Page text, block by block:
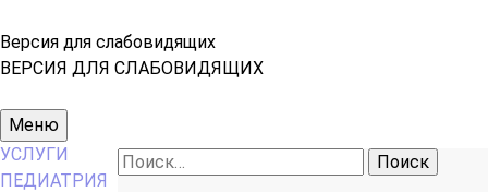
Версия для слабовидящих
ВЕРСИЯ ДЛЯ СЛАБОВИДЯЩИХ
Основное
меню
Меню
Найти:
УСЛУГИ
ПЕДИАТРИЯ